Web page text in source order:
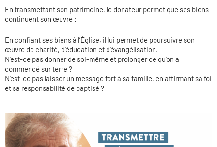
En transmettant son patrimoine, le donateur permet que ses biens
continuent son œuvre :
En confiant ses biens à l’Église, il lui permet de poursuivre son
œuvre de charité, d’éducation et d’évangélisation.
N’est-ce pas donner de soi-même et prolonger ce qu’on a
commencé sur terre ?
N’est-ce pas laisser un message fort à sa famille, en affirmant sa foi
et sa responsabilité de baptisé ?